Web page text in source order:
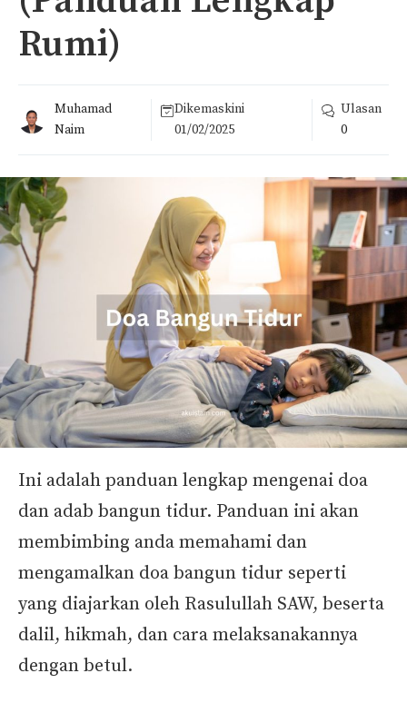
Rumi)
Muhamad
Naim
Dikemaskini
01/02/2025
Ulasan
0
Ini adalah panduan lengkap mengenai doa
dan adab bangun tidur. Panduan ini akan
membimbing anda memahami dan
mengamalkan doa bangun tidur seperti
yang diajarkan oleh Rasulullah SAW, beserta
dalil, hikmah, dan cara melaksanakannya
dengan betul.